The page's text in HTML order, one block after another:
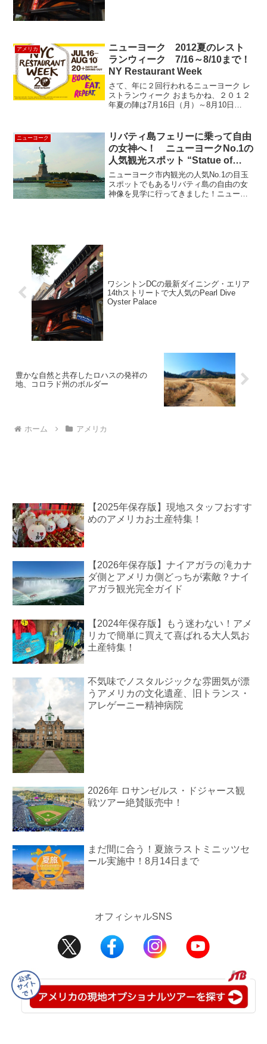
アメリカ
ニューヨーク 2012夏のレスト
ランウィーク 7/16～8/10まで！
NY Restaurant Week
さて、年に２回行われるニューヨーク レ
ストランウィーク おまちかね、２０１２
年夏の陣は7月16日（月）～8月10日
ください。ランチメニュー $24.07 /
ディナ...
ニューヨーク
リバティ島フェリーに乗って自由
の女神へ！ ニューヨークNo.1の
人気観光スポット “Statue of
Liberty Ferry”
ニューヨーク市内観光の人気No.1の目玉
スポットでもあるリバティ島の自由の女
神像を見学に行ってきました！ニューヨ
ワシントンDCの最新ダイニング・エリア
14thストリートで大人気のPearl Dive
Oyster Palace
豊かな自然と共存したロハスの発祥の
地、コロラド州のボルダー
ホーム アメリカ
【2025年保存版】現地スタッフおすす
めのアメリカお土産特集！
【2026年保存版】ナイアガラの滝カナ
ダ側とアメリカ側どっちが素敵？ナイ
アガラ観光完全ガイド
【2024年保存版】もう迷わない！アメ
リカで簡単に買えて喜ばれる大人気お
土産特集！
不気味でノスタルジックな雰囲気が漂
うアメリカの文化遺産、旧トランス・
アレゲーニー精神病院
2026年 ロサンゼルス・ドジャース観
戦ツアー絶賛販売中！
まだ間に合う！夏旅ラストミニッツセ
ール実施中！8月14日まで
オフィシャルSNS